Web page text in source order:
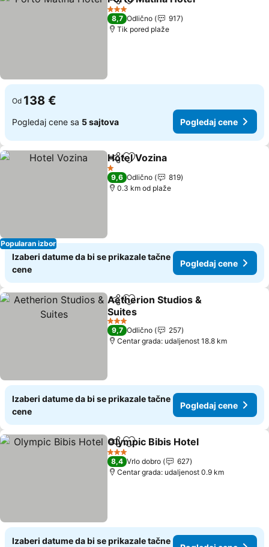
Deli Dodati u favorite
3 Zvezdice
8,7 Odlično
917
Tik pored plaže
Od 138 €
Pogledaj cene sa 5 sajtova Pogledaj cene
Popularan izbor
Deli Dodati u favorite
Hotel Vozina
1 Zvezdice
9,6 Odlično
819
0.3 km od plaže
Izaberi datume da bi se prikazale tačne
cene
Pogledaj cene
Deli Dodati u favorite
Aetherion Studios &
Suites
3 Zvezdice
9,7 Odlično
257
Centar grada: udaljenost 18.8 km
Izaberi datume da bi se prikazale tačne
cene
Pogledaj cene
Deli Dodati u favorite
Olympic Bibis Hotel
3 Zvezdice
8,4 Vrlo dobro
627
Centar grada: udaljenost 0.9 km
Izaberi datume da bi se prikazale tačne